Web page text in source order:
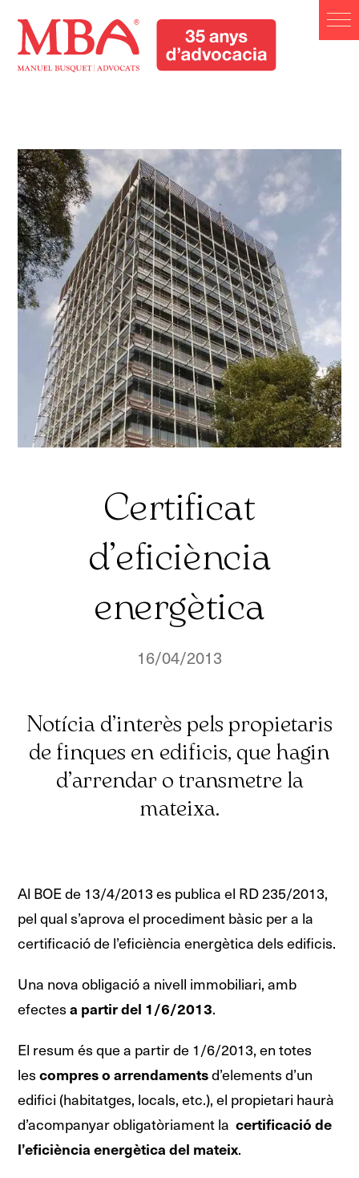
Manuel Busquet Advocats Manresa. Serveis Jurídics
Barcelona
Certificat
d’eficiència
energètica
16/04/2013
Notícia d’interès pels propietaris
de finques en edificis, que hagin
d’arrendar o transmetre la
mateixa.
Al BOE de 13/4/2013 es publica el RD 235/2013,
pel qual s’aprova el procediment bàsic per a la
certificació de l’eficiència energètica dels edificis.
Una nova obligació a nivell immobiliari, amb
efectesa partir del 1/6/2013.
El resum és que a partir de 1/6/2013, en totes
lescompres o arrendamentsd’elements d’un
edifici (habitatges, locals, etc.), el propietari haurà
d’acompanyar obligatòriament la certificació de
l’eficiència energètica del mateix.